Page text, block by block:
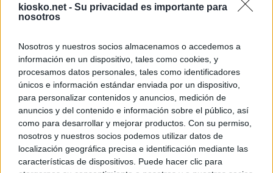
kiosko.net - Su privacidad es importante para
nosotros
Nosotros y nuestros socios almacenamos o accedemos a
información en un dispositivo, tales como cookies, y
procesamos datos personales, tales como identificadores
únicos e información estándar enviada por un dispositivo,
para personalizar contenidos y anuncios, medición de
anuncios y del contenido e información sobre el público, así
como para desarrollar y mejorar productos. Con su permiso,
nosotros y nuestros socios podemos utilizar datos de
localización geográfica precisa e identificación mediante las
características de dispositivos. Puede hacer clic para